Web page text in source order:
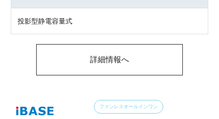
投影型静電容量式
詳細情報へ
ファンレスオールインワン